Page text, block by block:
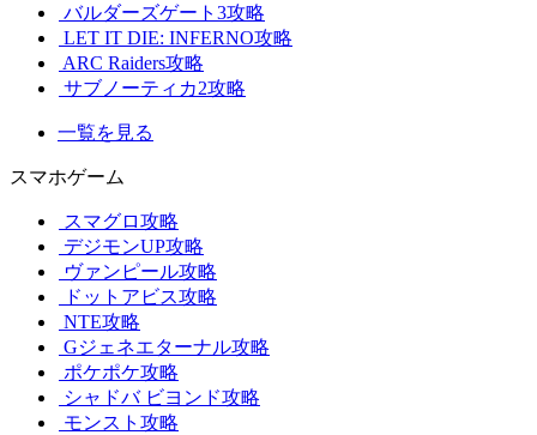
バルダーズゲート3攻略
LET IT DIE: INFERNO攻略
ARC Raiders攻略
サブノーティカ2攻略
一覧を見る
スマホゲーム
スマグロ攻略
デジモンUP攻略
ヴァンピール攻略
ドットアビス攻略
NTE攻略
Gジェネエターナル攻略
ポケポケ攻略
シャドバ ビヨンド攻略
モンスト攻略